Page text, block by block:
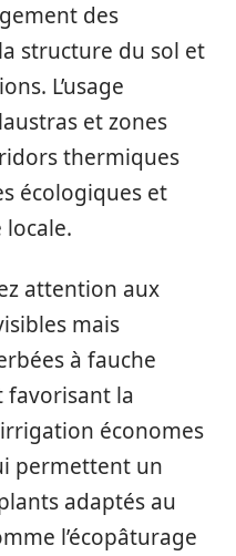
des
structure du sol et
L’usage
et zones
thermiques
écologiques et
attention aux
mais
à fauche
favorisant la
économes
permettent un
adaptés au
l’écopâturage